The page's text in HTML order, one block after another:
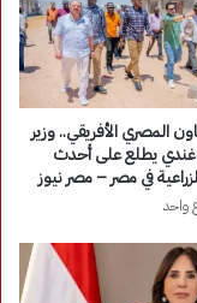
المصري الأفريقي.. وزير
يطلع على أحدث
في مصر – مصر نيوز
واحد